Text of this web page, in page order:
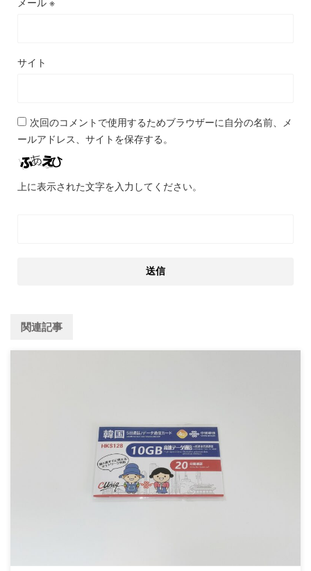
サイト
次回のコメントで使用するためブラウザーに自分の名前、メ
ールアドレス、サイトを保存する。
上に表示された文字を入力してください。
関連記事